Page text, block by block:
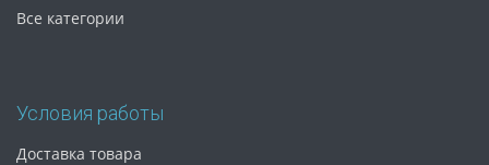
Все категории
Условия работы
Доставка товара